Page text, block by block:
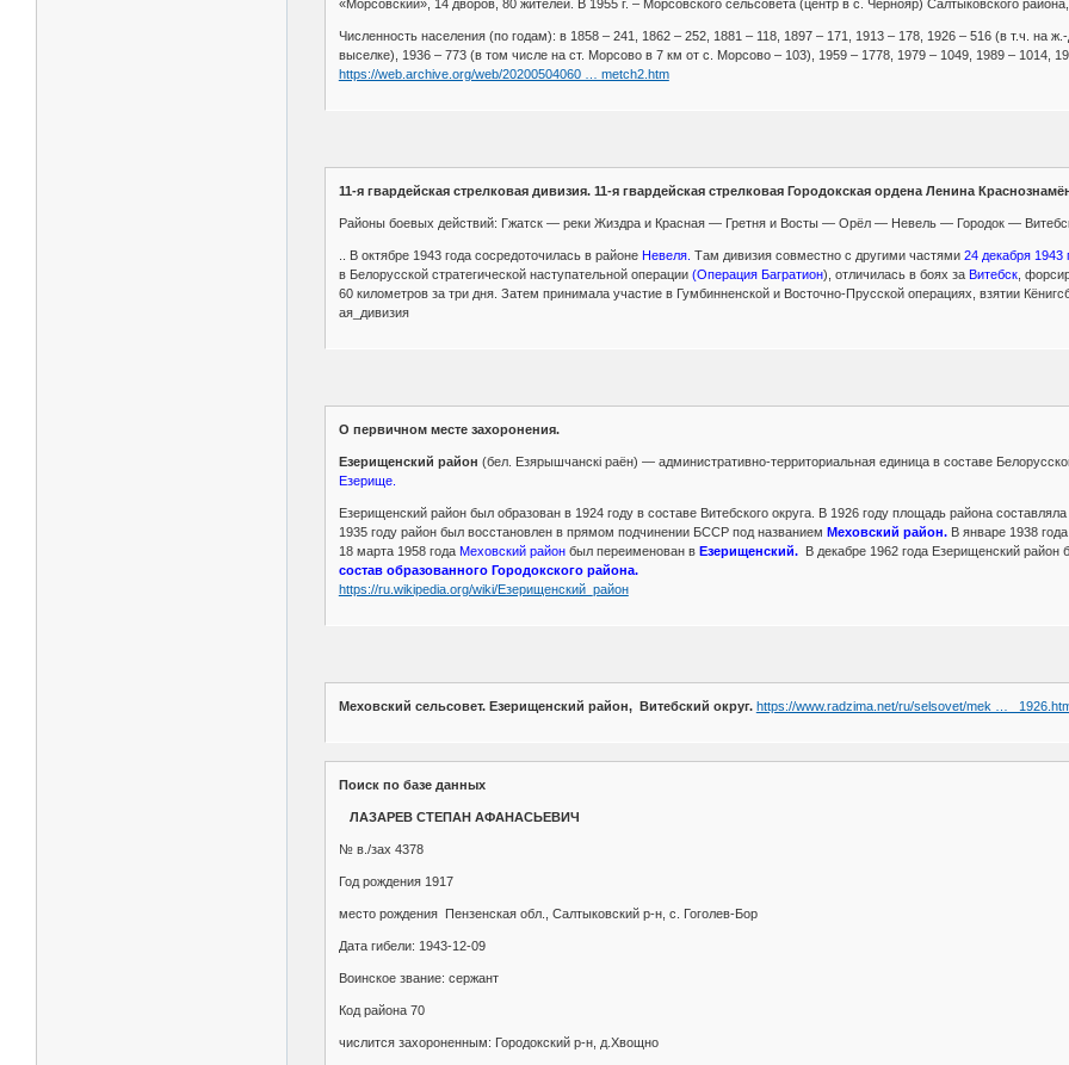
«Морсовский», 14 дворов, 80 жителей. В 1955 г. – Морсовского сельсовета (центр в с. Чернояр) Салтыковского
Численность населения (по годам): в 1858 – 241, 1862 – 252, 1881 – 118, 1897 – 171, 1913 – 178, 1926 – 516 (в т.ч. на
выселке), 1936 – 773 (в том числе на ст. Морсово в 7 км от с. Морсово – 103), 1959 – 1778, 1979 – 1049, 1989 – 1014,
https://web.archive.org/web/20200504060 … metch2.htm
11-я гвардейская стрелковая дивизия. 11-я гвардейская стрелковая Городокская ордена Ленина
Районы боевых действий: Гжатск — реки Жиздра и Красная — Гретня и Восты — Орёл — Невель — Городок —
.. В октябре 1943 года сосредоточилась в районеНевеля. Там дивизия совместно с другими частями 24 декабря 1943
в Белорусской стратегической наступательной операции (Операция Багратион), отличилась в боях заВитебск,
60 километров за три дня. Затем принимала участие в Гумбинненской и Восточно-Прусской операциях, взятии
ая_дивизия
О первичном месте захоронения.
Езерищенский район (бел. Езярышчанскі раён) — административно-территориальная единица в составе
Езерище.
Езерищенский район был образован в 1924 году в составе Витебского округа. В 1926 году площадь района
1935 году район был восстановлен в прямом подчинении БССР под названием Меховский район.В январе 1938
18 марта 1958 года Меховский районбыл переименован в Езерищенский.В декабре 1962 года Езерищенский район
состав образованного Городокского района.
https://ru.wikipedia.org/wiki/Езерищенский_район
Меховский сельсовет. Езерищенский район, Витебский округ. https://www.radzima.net/ru/selsovet/mek …
Поиск по базе данных
ЛАЗАРЕВ СТЕПАН АФАНАСЬЕВИЧ
№ в./зах 4378
Год рождения 1917
место рождения Пензенская обл., Салтыковский р-н, с. Гоголев-Бор
Дата гибели: 1943-12-09
Воинское звание: сержант
Код района 70
числится захороненным: Городокский р-н, д.Хвощно